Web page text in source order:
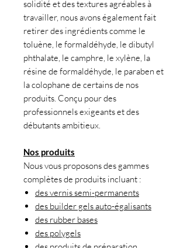
solidité et des textures agréables à
travailler, nous avons également fait
retirer des ingrédients comme le
toluène, le formaldéhyde, le dibutyl
phthalate, le camphre, le xylène, la
résine de formaldéhyde, le paraben et
la colophane de certains de nos
produits. Conçu pour des
professionnels exigeants et des
débutants ambitieux.
Nos produits
Nous vous proposons des gammes
complètes de produits incluant :
des vernis semi-permanents
des builder gels auto-égalisants
des rubber bases
des polygels